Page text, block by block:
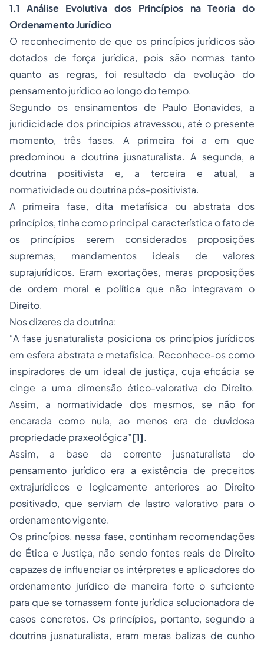
1.1 Análise Evolutiva dos Princípios na Teoria do
Ordenamento Jurídico
O reconhecimento de que os princípios jurídicos são
dotados de força jurídica, pois são normas tanto
quanto as regras, foi resultado da evolução do
pensamento jurídico ao longo do tempo.
Segundo os ensinamentos de Paulo Bonavides, a
juridicidade dos princípios atravessou, até o presente
momento, três fases. A primeira foi a em que
predominou a doutrina jusnaturalista. A segunda, a
doutrina positivista e, a terceira e atual, a
normatividade ou doutrina pós-positivista.
A primeira fase, dita metafísica ou abstrata dos
princípios, tinha como principal característica o fato de
os princípios serem considerados proposições
supremas, mandamentos ideais de valores
suprajurídicos. Eram exortações, meras proposições
de ordem moral e política que não integravam o
Direito.
Nos dizeres da doutrina:
“A fase jusnaturalista posiciona os princípios jurídicos
em esfera abstrata e metafísica. Reconhece-os como
inspiradores de um ideal de justiça, cuja eficácia se
cinge a uma dimensão ético-valorativa do Direito.
Assim, a normatividade dos mesmos, se não for
encarada como nula, ao menos era de duvidosa
propriedade praxeológica”[1].
Assim, a base da corrente jusnaturalista do
pensamento jurídico era a existência de preceitos
extrajurídicos e logicamente anteriores ao Direito
positivado, que serviam de lastro valorativo para o
ordenamento vigente.
Os princípios, nessa fase, continham recomendações
de Ética e Justiça, não sendo fontes reais de Direito
capazes de influenciar os intérpretes e aplicadores do
ordenamento jurídico de maneira forte o suficiente
para que se tornassem fonte jurídica solucionadora de
casos concretos. Os princípios, portanto, segundo a
doutrina jusnaturalista, eram meras balizas de cunho